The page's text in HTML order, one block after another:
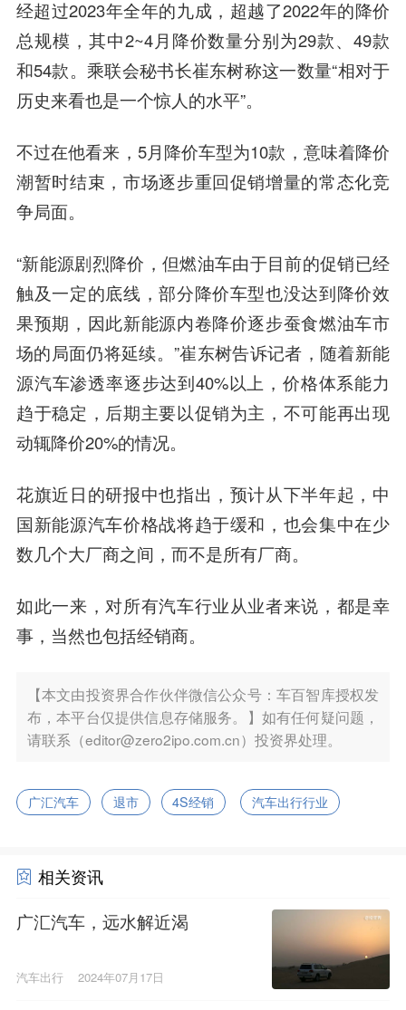
经超过2023年全年的九成，超越了2022年的降价
总规模，其中2~4月降价数量分别为29款、49款
和54款。乘联会秘书长崔东树称这一数量“相对于
历史来看也是一个惊人的水平”。
不过在他看来，5月降价车型为10款，意味着降价
潮暂时结束，市场逐步重回促销增量的常态化竞
争局面。
“新能源剧烈降价，但燃油车由于目前的促销已经
触及一定的底线，部分降价车型也没达到降价效
果预期，因此新能源内卷降价逐步蚕食燃油车市
场的局面仍将延续。”崔东树告诉记者，随着新能
源汽车渗透率逐步达到40%以上，价格体系能力
趋于稳定，后期主要以促销为主，不可能再出现
动辄降价20%的情况。
花旗近日的研报中也指出，预计从下半年起，中
国新能源汽车价格战将趋于缓和，也会集中在少
数几个大厂商之间，而不是所有厂商。
如此一来，对所有汽车行业从业者来说，都是幸
事，当然也包括经销商。
【本文由投资界合作伙伴微信公众号：车百智库授权发
布，本平台仅提供信息存储服务。】如有任何疑问题，
请联系（editor@zero2ipo.com.cn）投资界处理。
广汇汽车 退市 4S经销 汽车出行行业
相关资讯
广汇汽车，远水解近渴
汽车出行 2024年07月17日